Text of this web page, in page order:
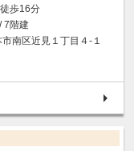
歩16分
7階建
南区近見１丁目４-１